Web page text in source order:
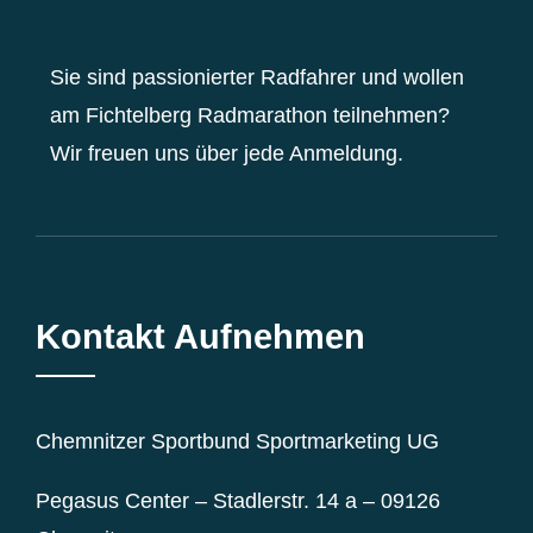
Sie sind passionierter Radfahrer und wollen
am Fichtelberg Radmarathon teilnehmen?
Wir freuen uns über jede Anmeldung.
Kontakt Aufnehmen
Chemnitzer Sportbund Sportmarketing UG
Pegasus Center – Stadlerstr. 14 a – 09126